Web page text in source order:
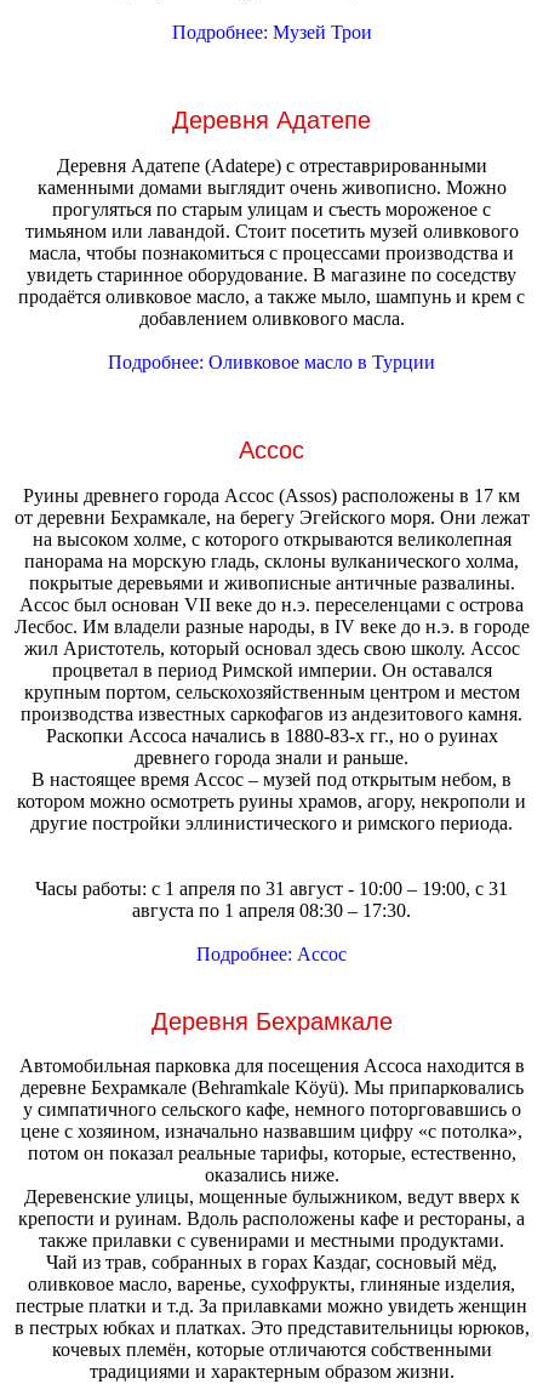
Подробнее: Музей Трои
Деревня Адатепе
Деревня Адатепе (Adatepe) с отреставрированными
каменными домами выглядит очень живописно. Можно
прогуляться по старым улицам и съесть мороженое с
тимьяном или лавандой. Стоит посетить музей оливкового
масла, чтобы познакомиться с процессами производства и
увидеть старинное оборудование. В магазине по соседству
продаётся оливковое масло, а также мыло, шампунь и крем с
добавлением оливкового масла.
Подробнее: Оливковое масло в Турции
Ассос
Руины древнего города Ассос (Assos) расположены в 17 км
от деревни Бехрамкале, на берегу Эгейского моря. Они лежат
на высоком холме, с которого открываются великолепная
панорама на морскую гладь, склоны вулканического холма,
покрытые деревьями и живописные античные развалины.
Ассос был основан VII веке до н.э. переселенцами с острова
Лесбос. Им владели разные народы, в IV веке до н.э. в городе
жил Аристотель, который основал здесь свою школу. Ассос
процветал в период Римской империи. Он оставался
крупным портом, сельскохозяйственным центром и местом
производства известных саркофагов из андезитового камня.
Раскопки Ассоса начались в 1880-83-х гг., но о руинах
древнего города знали и раньше.
В настоящее время Ассос – музей под открытым небом, в
котором можно осмотреть руины храмов, агору, некрополи и
другие постройки эллинистического и римского периода.
Часы работы: с 1 апреля по 31 август - 10:00 – 19:00, с 31
августа по 1 апреля 08:30 – 17:30.
Подробнее: Ассос
Деревня Бехрамкале
Автомобильная парковка для посещения Ассоса находится в
деревне Бехрамкале (Behramkale Köyü). Мы припарковались
у симпатичного сельского кафе, немного поторговавшись о
цене с хозяином, изначально назвавшим цифру «с потолка»,
потом он показал реальные тарифы, которые, естественно,
оказались ниже.
Деревенские улицы, мощенные булыжником, ведут вверх к
крепости и руинам. Вдоль расположены кафе и рестораны, а
также прилавки с сувенирами и местными продуктами.
Чай из трав, собранных в горах Каздаг, сосновый мёд,
оливковое масло, варенье, сухофрукты, глиняные изделия,
пестрые платки и т.д. За прилавками можно увидеть женщин
в пестрых юбках и платках. Это представительницы юрюков,
кочевых племён, которые отличаются собственными
традициями и характерным образом жизни.